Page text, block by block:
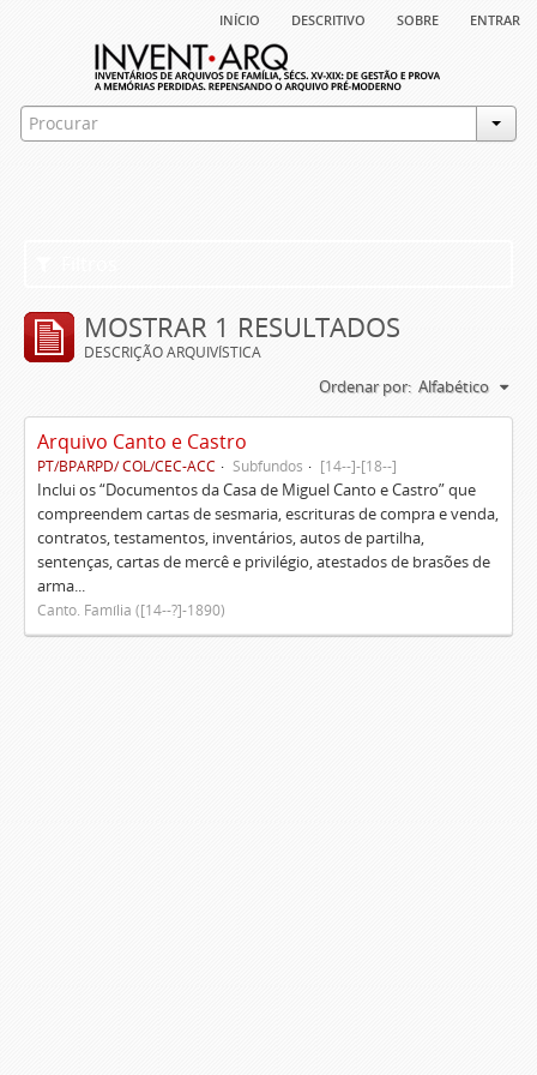
início descritivo sobre entrar
MOSTRAR 1 RESULTADOS
DESCRIÇÃO ARQUIVÍSTICA
Ordenar por: Alfabético
Arquivo Canto e Castro
PT/BPARPD/ COL/CEC-ACC Subfundos [14--]-[18--]
Inclui os “Documentos da Casa de Miguel Canto e Castro” que
compreendem cartas de sesmaria, escrituras de compra e venda,
contratos, testamentos, inventários, autos de partilha,
sentenças, cartas de mercê e privilégio, atestados de brasões de
arma...
Canto. Família ([14--?]-1890)